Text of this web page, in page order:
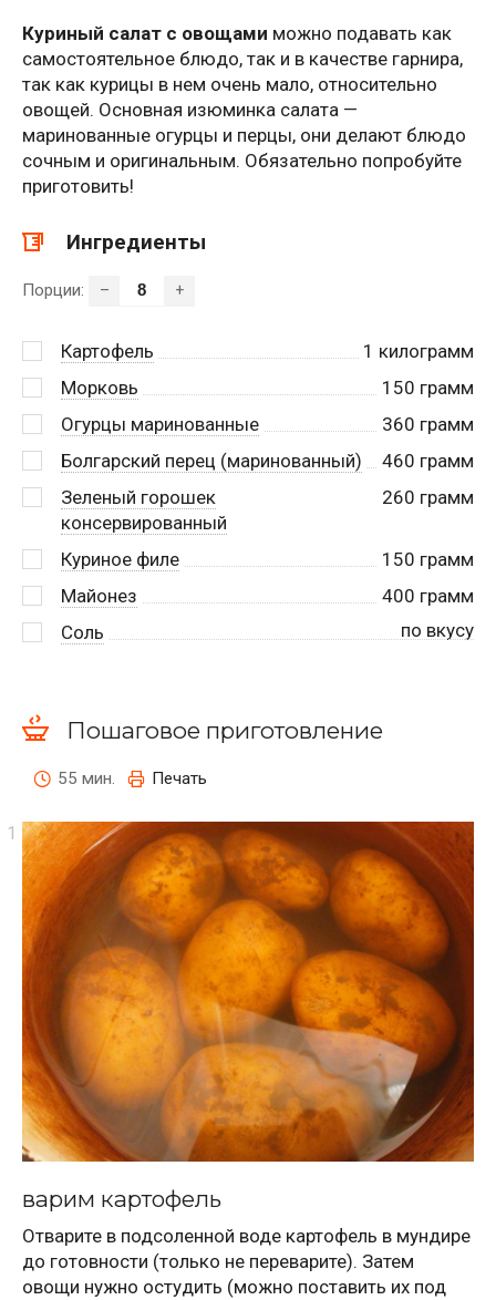
Куриный салат с овощами можно подавать как
самостоятельное блюдо, так и в качестве гарнира,
так как курицы в нем очень мало, относительно
овощей. Основная изюминка салата —
маринованные огурцы и перцы, они делают блюдо
сочным и оригинальным. Обязательно попробуйте
приготовить!
Ингредиенты
Порции: – +
Картофель 1 килограмм
Морковь
150 грамм
Огурцы маринованные
360 грамм
Болгарский перец (маринованный)
460 грамм
Зеленый горошек
консервированный
260 грамм
Куриное филе 150 грамм
Майонез
400 грамм
Соль
по вкусу
Пошаговое приготовление
55 мин. Печать
варим картофель
Отварите в подсоленной воде картофель в мундире
до готовности (только не переварите). Затем
овощи нужно остудить (можно поставить их под